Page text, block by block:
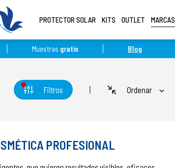
Muestras gratis Blog
PROTECTOR SOLAR KITS OUTLET MARCAS
Filtros Ordenar
PROFESIONAL